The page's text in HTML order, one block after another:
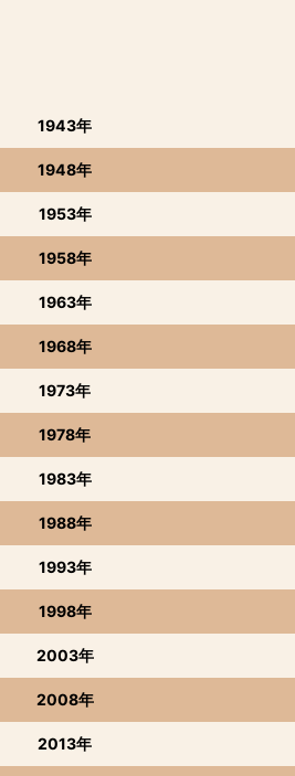
1943年
1948年
1953年
1958年
1963年
1968年
1973年
1978年
1983年
1988年
1993年
1998年
2003年
2008年
2013年